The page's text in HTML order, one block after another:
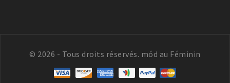
© 2026 - Tous droits réservés. mód au Féminin